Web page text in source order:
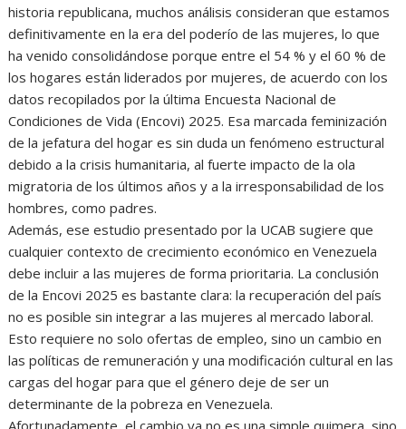
historia republicana, muchos análisis consideran que estamos
definitivamente en la era del poderío de las mujeres, lo que
ha venido consolidándose porque entre el 54 % y el 60 % de
los hogares están liderados por mujeres, de acuerdo con los
datos recopilados por la última Encuesta Nacional de
Condiciones de Vida (Encovi) 2025. Esa marcada feminización
de la jefatura del hogar es sin duda un fenómeno estructural
debido a la crisis humanitaria, al fuerte impacto de la ola
migratoria de los últimos años y a la irresponsabilidad de los
hombres, como padres.
Además, ese estudio presentado por la UCAB sugiere que
cualquier contexto de crecimiento económico en Venezuela
debe incluir a las mujeres de forma prioritaria. La conclusión
de la Encovi 2025 es bastante clara: la recuperación del país
no es posible sin integrar a las mujeres al mercado laboral.
Esto requiere no solo ofertas de empleo, sino un cambio en
las políticas de remuneración y una modificación cultural en las
cargas del hogar para que el género deje de ser un
determinante de la pobreza en Venezuela.
Afortunadamente, el cambio ya no es una simple quimera, sino